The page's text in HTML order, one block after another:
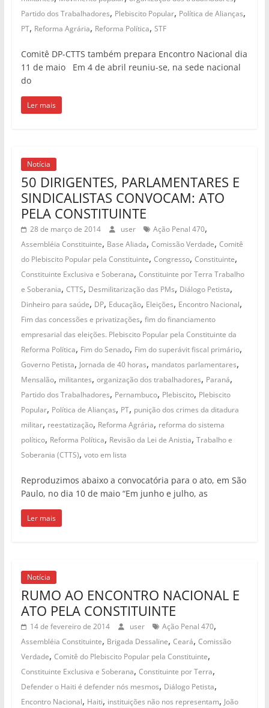
Partido dos Trabalhadores, Plebiscito Popular, Política de Alianças,
PT, Reforma Agrária, Reforma Política, STF
Comitê DP-CTTS também prepara Encontro Nacional dia
11 de maio Em 4 de abril reuniu-se, na sede nacional
do
Ler mais
Notícia
50 DIRIGENTES, PARLAMENTARES E
SINDICALISTAS CONVOCAM: ATO
PELA CONSTITUINTE
28 de março de 2014 user Ação Penal 470,
Assembléia Constituinte, Base Aliada, Comissão Verdade, Comitê
do Plebiscito Popular pela Constituinte, Congresso, Constituinte,
Constituinte Exclusiva e Soberana, Constituinte por Terra Trabalho
e Soberania, CTTS, Desmilitarização das PMs, Diálogo Petista,
Dinheiro para saúde, DP, Educação, Eleições, Encontro Nacional,
Fim das concessões e privatizações, fim do financiamento
empresarial das eleições. Plebiscito Popular pela Constituinte da
Reforma Política, Fim do Senado, Fim do superávit fiscal primário,
Governo Petista, Jornada de 40 horas, mandatos parlamentares,
Mensalão, militantes, organização dos trabalhadores, Paraná,
Partido dos Trabalhadores, Pernambuco, Plebiscito, Plebiscito
Popular, Política de Alianças, PT, punição dos crimes da ditadura
militar, reestatização, Reforma Agrária, reforma do sistema
político, Reforma Política, Revisão da Lei de Anistia, Trabalho e
Soberania (CTTS), voto em lista
Reproduzimos abaixo a convocatória para o ato, em São
Paulo, no dia 10 de maio “Em junho e julho, as
Ler mais
Notícia
RUMO AO ENCONTRO NACIONAL E
ATO PELA CONSTITUINTE
14 de fevereiro de 2014 user Ação Penal 470,
Assembléia Constituinte, Brigada Dessaline, Ceará, Comissão
Verdade, Comitê do Plebiscito Popular pela Constituinte,
Constituinte Exclusiva e Soberana, Constituinte por Terra,
Defender o Haiti é defender nós mesmos, Diálogo Petista,
Encontro Nacional, Haiti, instituições não nos representam, João